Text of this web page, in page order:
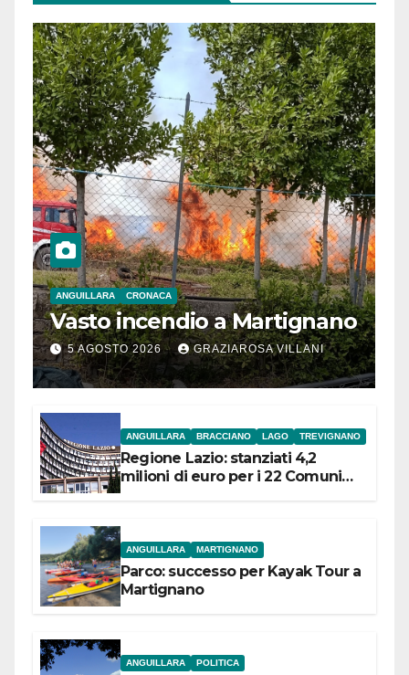
ANGUILLARA CRONACA
Vasto incendio a Martignano
5 AGOSTO 2026 GRAZIAROSA VILLANI
ANGUILLARA BRACCIANO LAGO TREVIGNANO
Regione Lazio: stanziati 4,2
milioni di euro per i 22 Comuni
ANGUILLARA MARTIGNANO
Parco: successo per Kayak Tour a
Martignano
ANGUILLARA POLITICA